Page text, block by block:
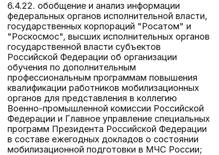
6.4.22. обобщение и анализ информации
федеральных органов исполнительной власти,
государственных корпораций "Росатом" и
"Роскосмос", высших исполнительных органов
государственной власти субъектов
Российской Федерации об организации
обучения по дополнительным
профессиональным программам повышения
квалификации работников мобилизационных
органов для представления в коллегию
Военно-промышленной комиссии Российской
Федерации и Главное управление специальных
программ Президента Российской Федерации
в составе ежегодных докладов о состоянии
мобилизационной подготовки в МЧС России;